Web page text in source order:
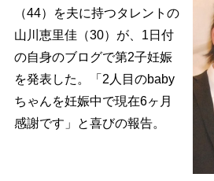
（44）を夫に持つタレントの
山川恵里佳（30）が、1日付
の自身のブログで第2子妊娠
を発表した。「2人目のbaby
ちゃんを妊娠中で現在6ヶ月
感謝です」と喜びの報告。